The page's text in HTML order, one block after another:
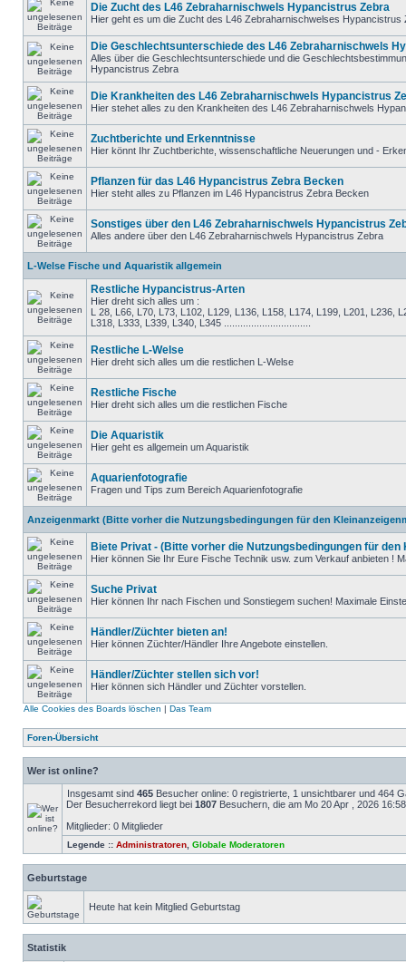
Die Zucht des L46 Zebraharnischwels Hypancistrus Zebra
Hier geht es um die Zucht des L46 Zebraharnischwelses Hypancistrus
Die Geschlechtsunterschiede des L46 Zebraharnischwels
Alles über die Geschlechtsunterschiede und die
Hypancistrus Zebra
Die Krankheiten des L46 Zebraharnischwels Hypancistrus
Hier stehet alles zu den Krankheiten des L46 Zebraharnischwels
Zuchtberichte und Erkenntnisse
Hier könnt Ihr Zuchtberichte, wissenschaftliche Neuerungen und -
Pflanzen für das L46 Hypancistrus Zebra Becken
Hier steht alles zu Pflanzen im L46 Hypancistrus Zebra Becken
Sonstiges über den L46 Zebraharnischwels Hypancistrus
Alles andere über den L46 Zebraharnischwels Hypancistrus Zebra
L-Welse Fische und Aquaristik allgemein
Restliche Hypancistrus-Arten
Hier dreht sich alles um :
L 28, L66, L70, L73, L102, L129, L136, L158, L174, L199, L201, L236,
L318, L333, L339, L340, L345 ................................
Restliche L-Welse
Hier dreht sich alles um die restlichen L-Welse
Restliche Fische
Hier dreht sich alles um die restlichen Fische
Die Aquaristik
Hier geht es allgemein um Aquaristik
Aquarienfotografie
Fragen und Tips zum Bereich Aquarienfotografie
Anzeigenmarkt (Bitte vorher die Nutzungsbedingungen für den
Biete Privat - (Bitte vorher die Nutzungsbedingungen für
Hier können Sie Ihr Eure Fische Technik usw. zum Verkauf anbieten !
Suche Privat
Hier können Ihr nach Fischen und Sonstiegem suchen! Maximale
Händler/Züchter bieten an!
Hier können Züchter/Händler Ihre Angebote einstellen.
Händler/Züchter stellen sich vor!
Hier können sich Händler und Züchter vorstellen.
Alle Cookies des Boards löschen | Das Team
Foren-Übersicht
Wer ist online?
Insgesamt sind 465 Besucher online: 0 registrierte, 1 unsichtbarer und 464
Der Besucherrekord liegt bei 1807 Besuchern, die am Mo 20 Apr , 2026
Mitglieder: 0 Mitglieder
Legende :: Administratoren Globale Moderatoren
Geburtstage
Heute hat kein Mitglied Geburtstag
Statistik